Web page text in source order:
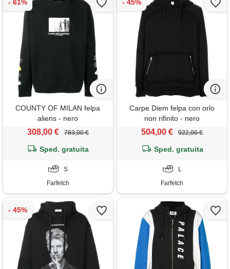
COUNTY OF MILAN felpa
aliens - nero
308,00 € 783,00 €
Sped. gratuita
S
Farfetch
Carpe Diem felpa con orlo
non rifinito - nero
504,00 € 922,00 €
Sped. gratuita
L
Farfetch